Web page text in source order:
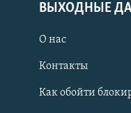
ВЫХОДНЫЕ
О нас
Контакты
Как обойти